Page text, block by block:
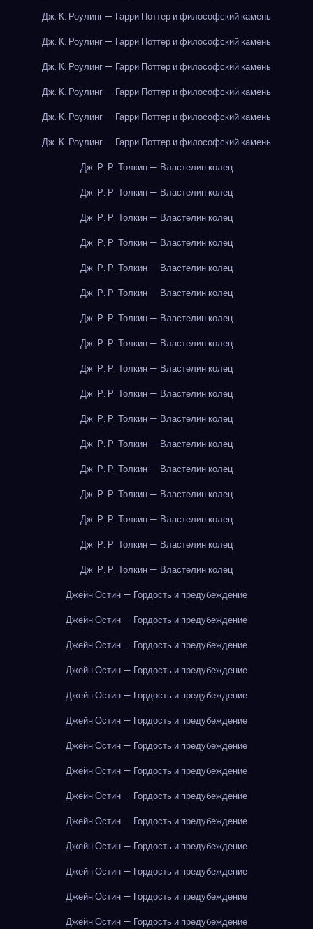
Дж. К. Роулинг — Гарри Поттер и философский камень
Дж. К. Роулинг — Гарри Поттер и философский камень
Дж. К. Роулинг — Гарри Поттер и философский камень
Дж. К. Роулинг — Гарри Поттер и философский камень
Дж. К. Роулинг — Гарри Поттер и философский камень
Дж. К. Роулинг — Гарри Поттер и философский камень
Дж. Р. Р. Толкин — Властелин колец
Дж. Р. Р. Толкин — Властелин колец
Дж. Р. Р. Толкин — Властелин колец
Дж. Р. Р. Толкин — Властелин колец
Дж. Р. Р. Толкин — Властелин колец
Дж. Р. Р. Толкин — Властелин колец
Дж. Р. Р. Толкин — Властелин колец
Дж. Р. Р. Толкин — Властелин колец
Дж. Р. Р. Толкин — Властелин колец
Дж. Р. Р. Толкин — Властелин колец
Дж. Р. Р. Толкин — Властелин колец
Дж. Р. Р. Толкин — Властелин колец
Дж. Р. Р. Толкин — Властелин колец
Дж. Р. Р. Толкин — Властелин колец
Дж. Р. Р. Толкин — Властелин колец
Дж. Р. Р. Толкин — Властелин колец
Дж. Р. Р. Толкин — Властелин колец
Джейн Остин — Гордость и предубеждение
Джейн Остин — Гордость и предубеждение
Джейн Остин — Гордость и предубеждение
Джейн Остин — Гордость и предубеждение
Джейн Остин — Гордость и предубеждение
Джейн Остин — Гордость и предубеждение
Джейн Остин — Гордость и предубеждение
Джейн Остин — Гордость и предубеждение
Джейн Остин — Гордость и предубеждение
Джейн Остин — Гордость и предубеждение
Джейн Остин — Гордость и предубеждение
Джейн Остин — Гордость и предубеждение
Джейн Остин — Гордость и предубеждение
Джейн Остин — Гордость и предубеждение